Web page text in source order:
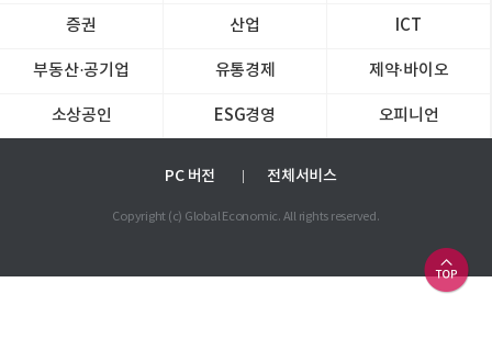
증권 산업 ICT
부동산·공기업 유통경제 제약∙바이오
소상공인 ESG경영 오피니언
PC 버전 전체서비스
Copyright (c) Global Economic. All rights reserved.